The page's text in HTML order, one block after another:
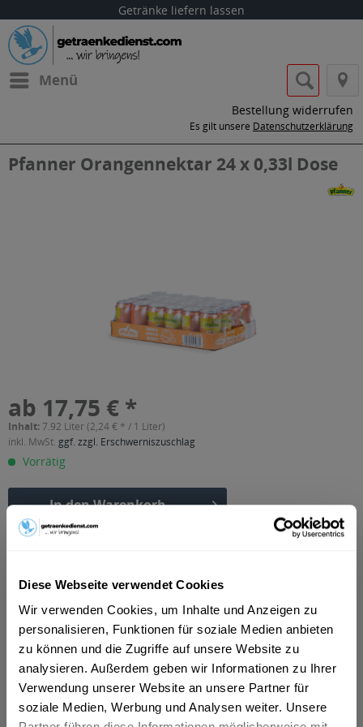
Diese Webseite verwendet Cookies
Wir verwenden Cookies, um Inhalte und Anzeigen zu
personalisieren, Funktionen für soziale Medien anbieten
zu können und die Zugriffe auf unsere Website zu
analysieren. Außerdem geben wir Informationen zu Ihrer
Verwendung unserer Website an unsere Partner für
soziale Medien, Werbung und Analysen weiter. Unsere
Getränke liefern lassen
Menü
Bestellung widerrufen
Es gilt unsere Datenschutzerklärung
Pfanner Orangennektar 24 x 0,33l Dose
ab 17,75 € *
Inhalt:7.92 Liter (2,24 € * / 1 Liter)
inkl. MwSt. ggf. zzgl. Erschwerniszuschlag
Vorrätig
In denWarenkorb
mehr
"Pfanner Orangennektar 24 x 0,33l Dose"
Flaschengröße:
0,2 - 0,33 l
Fragen zum Artikel?
Weitere Artikel von Pfanner